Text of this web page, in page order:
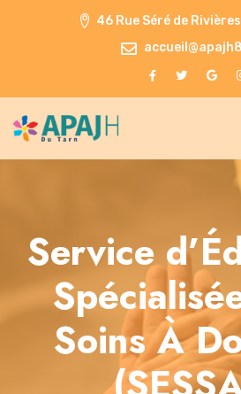
46 Rue Séré de
Service
Soins À